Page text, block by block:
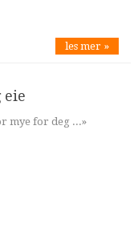
les mer »
eie
mye for deg ...»